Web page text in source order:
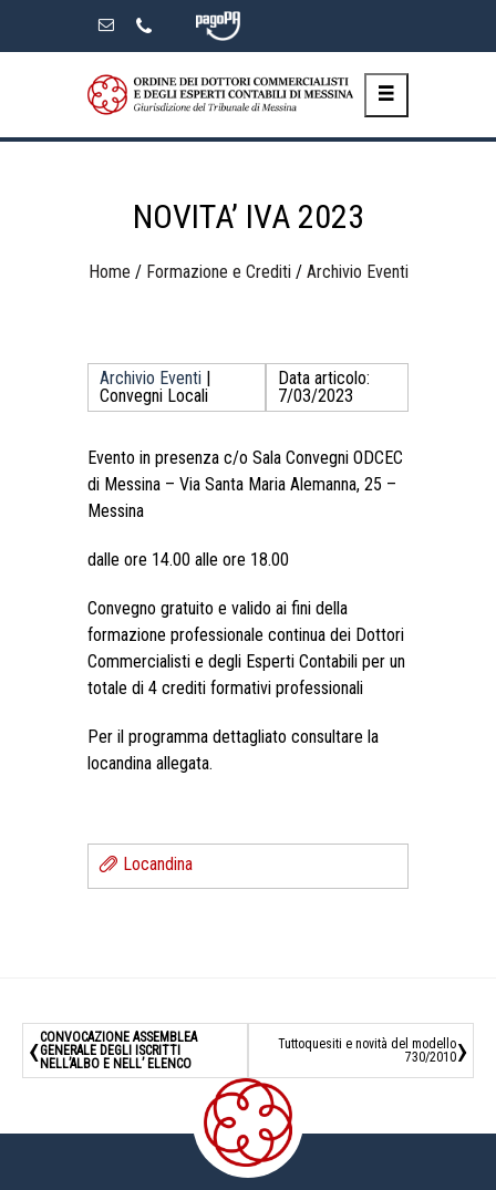
NOVITA’ IVA 2023
Home / Formazione e Crediti / Archivio Eventi
Archivio Eventi
Convegni Locali
Data articolo:
7/03/2023
Evento in presenza c/o Sala Convegni ODCEC
di Messina – Via Santa Maria Alemanna, 25 –
Messina
dalle ore 14.00 alle ore 18.00
Convegno gratuito e valido ai fini della
formazione professionale continua dei Dottori
Commercialisti e degli Esperti Contabili per un
totale di 4 crediti formativi professionali
Per il programma dettagliato consultare la
locandina allegata.
Locandina
‹CONVOCAZIONE ASSEMBLEA
GENERALE DEGLI ISCRITTI
NELL’ALBO E NELL’ ELENCO
Tuttoquesiti e novità del modello
730/2010›